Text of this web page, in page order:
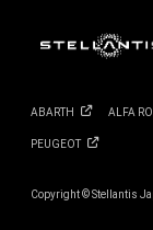
ABARTH ALFA
PEUGEOT
Copyright © Stellantis